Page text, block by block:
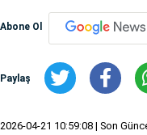
Abone Ol
Paylaş
2026-04-21 10:59:08 | Son